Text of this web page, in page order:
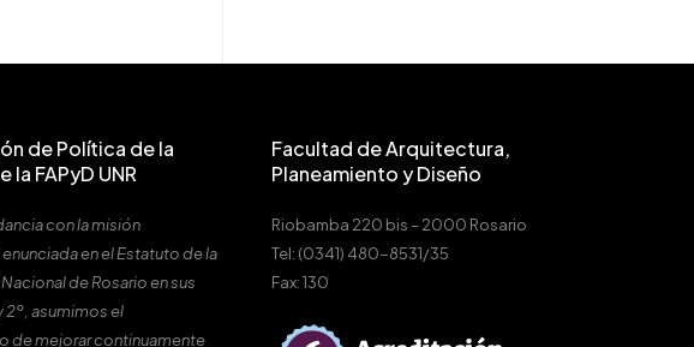
de Política de la
la FAPyD UNR
con la misión
en el Estatuto de la
de Rosario en sus
2º, asumimos el
de mejorar continuamente
Facultad de Arquitectura,
Planeamiento y Diseño
Riobamba 220 bis – 2000 Rosario
Tel: (0341) 480-8531/35
Fax: 130